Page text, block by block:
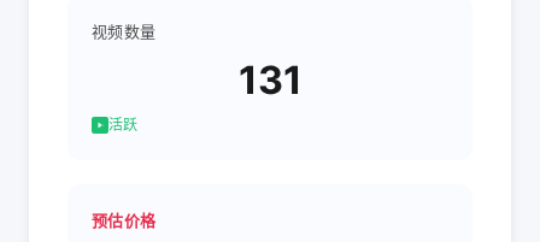
视频数量
131
活跃
预估价格